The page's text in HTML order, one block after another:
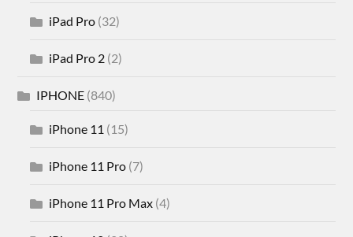
iPad Pro (32)
iPad Pro 2 (2)
IPHONE (840)
iPhone 11 (15)
iPhone 11 Pro (7)
iPhone 11 Pro Max (4)